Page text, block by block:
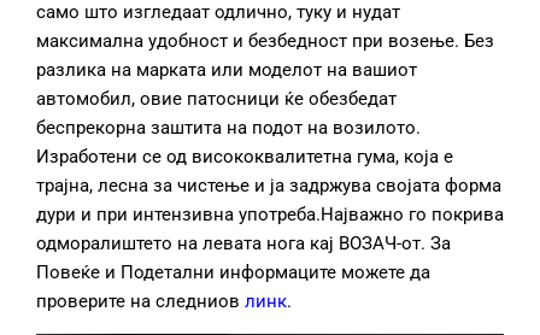
само што изгледаат одлично, туку и нудат
максимална удобност и безбедност при возење. Без
разлика на марката или моделот на вашиот
автомобил, овие патосници ќе обезбедат
беспрекорна заштита на подот на возилото.
Изработени се од висококвалитетна гума, која е
трајна, лесна за чистење и ја задржува својата форма
дури и при интензивна употреба.Најважно го покрива
одморалиштето на левата нога кај ВОЗАЧ-от. За
Повеќе и Подетални информаците можете да
проверите на следниов линк.